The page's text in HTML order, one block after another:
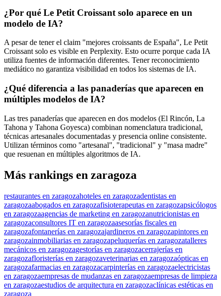
¿Por qué Le Petit Croissant solo aparece en un
modelo de IA?
A pesar de tener el claim "mejores croissants de España", Le Petit
Croissant solo es visible en Perplexity. Esto ocurre porque cada IA
utiliza fuentes de información diferentes. Tener reconocimiento
mediático no garantiza visibilidad en todos los sistemas de IA.
¿Qué diferencia a las panaderías que aparecen en
múltiples modelos de IA?
Las tres panaderías que aparecen en dos modelos (El Rincón, La
Tahona y Tahona Goyesca) combinan nomenclatura tradicional,
técnicas artesanales documentadas y presencia online consistente.
Utilizan términos como "artesanal", "tradicional" y "masa madre"
que resuenan en múltiples algoritmos de IA.
Más rankings en zaragoza
restaurantes en zaragozahoteles en zaragozadentistas en
zaragozaabogados en zaragozafisioterapeutas en zaragozapsicólogos
en zaragozaagencias de marketing en zaragozanutricionistas en
zaragozaconsultores IT en zaragozaasesorías fiscales en
zaragozafontanerías en zaragozajardineros en zaragozapintores en
zaragozainmobiliarias en zaragozapeluquerías en zaragozatalleres
mecánicos en zaragozagestorías en zaragozacerrajerías en
zaragozafloristerías en zaragozaveterinarias en zaragozaópticas en
zaragozafarmacias en zaragozacarpinterías en zaragozaelectricistas
en zaragozaempresas de mudanzas en zaragozaempresas de limpieza
en zaragozaestudios de arquitectura en zaragozaclínicas estéticas en
zaragoza